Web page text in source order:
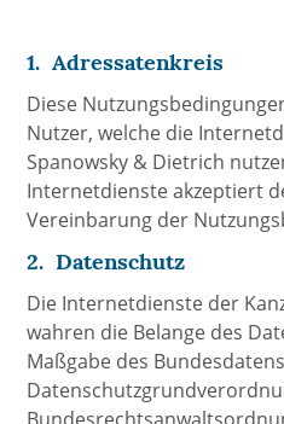
1. Adressatenkreis
Diese
Nutzer, welche die
Spanowsky & Dietrich
Internetdienste akzeptiert
Vereinbarung der
2. Datenschutz
Die Internetdienste der
wahren die Belange des
Maßgabe des